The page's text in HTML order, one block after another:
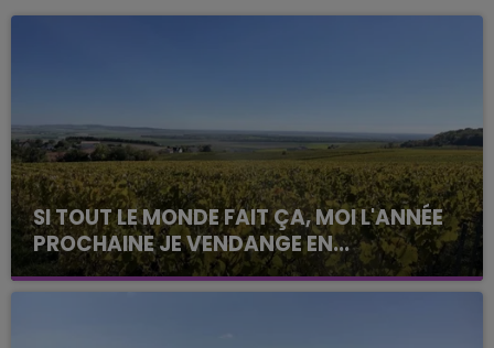
SI TOUT LE MONDE FAIT ÇA, MOI L'ANNÉE
PROCHAINE JE VENDANGE EN...
La vendange en Champagne a débuté ce jeudi 6
août dans la commune de Montgueux (Aube). Du